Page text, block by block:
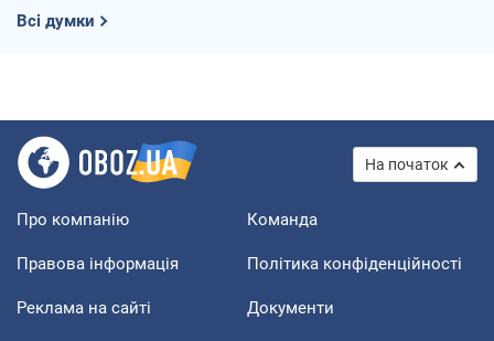
Всі думки
На початок
Про компанію Команда
Правова інформація Політика конфіденційності
Реклама на сайті Документи